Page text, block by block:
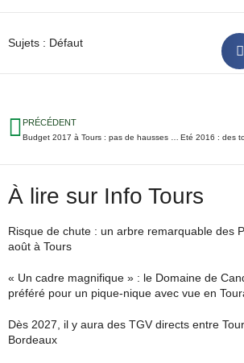
Sujets : Défaut
PRÉCÉDENT
À lire sur Info Tours
Risque de chute : un arbre remarquable des
août à Tours
« Un cadre magnifique » : le Domaine de
préféré pour un pique-nique avec vue en
Dès 2027, il y aura des TGV directs entre
Bordeaux